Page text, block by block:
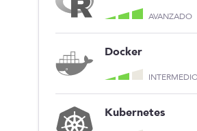
AVANZADO
Docker
Kubernetes